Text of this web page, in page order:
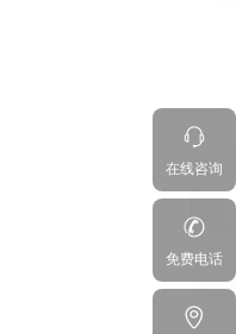
在线咨询
免费电话